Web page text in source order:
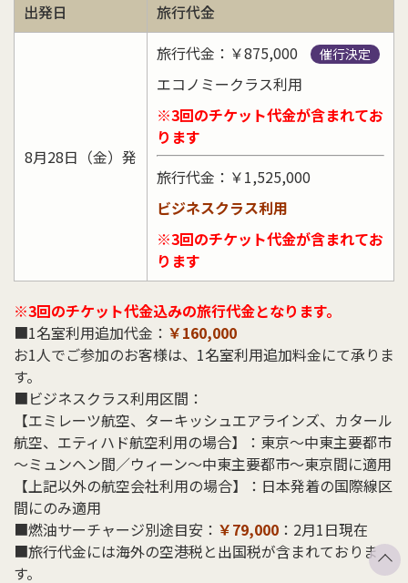
出発日 旅行代金
8月28日（金）発
旅行代金：￥875,000 催行決定
エコノミークラス利用
※3回のチケット代金が含まれてお
ります
旅行代金：￥1,525,000
ビジネスクラス利用
※3回のチケット代金が含まれてお
ります
※3回のチケット代金込みの旅行代金となります。
■1名室利用追加代金： ￥160,000
お1人でご参加のお客様は、 1名室利用追加料金にて承りま
す。
■ビジネスクラス利用区間：
【エミレーツ航空、ターキッシュエアラインズ、カタール
航空、エティハド航空利用の場合】：東京～中東主要都市
～ミュンヘン間／ウィーン～中東主要都市～東京間に適用
【上記以外の航空会社利用の場合】：日本発着の国際線区
間にのみ適用
■燃油サーチャージ別途目安： ￥79,000 ：2月1日現在
■旅行代金には海外の空港税と出国税が含まれておりま
す。